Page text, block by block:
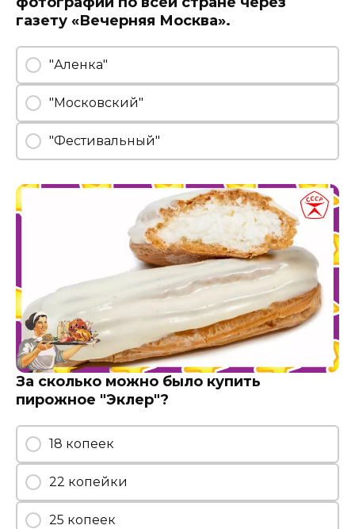
газету «Вечерняя Москва».
"Аленка"
"Московский"
"Фестивальный"
За сколько можно было купить
пирожное "Эклер"?
18 копеек
22 копейки
25 копеек